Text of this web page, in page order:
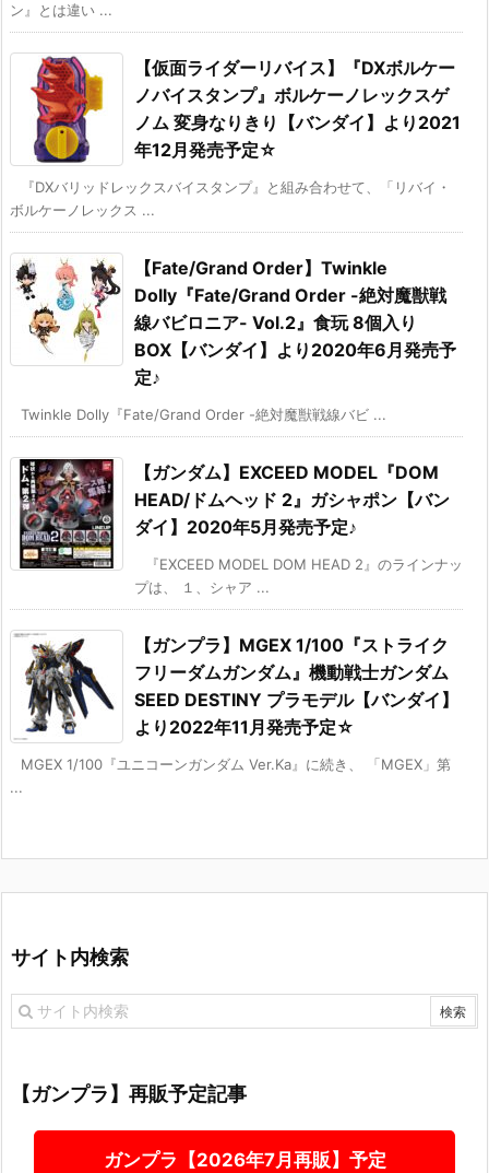
ン』とは違い ...
【仮面ライダーリバイス】『DXボルケー
ノバイスタンプ』ボルケーノレックスゲ
ノム 変身なりきり【バンダイ】より2021
年12月発売予定☆
『DXバリッドレックスバイスタンプ』と組み合わせて、「リバイ・
ボルケーノレックス ...
【Fate/Grand Order】Twinkle
Dolly『Fate/Grand Order -絶対魔獣戦
線バビロニア- Vol.2』食玩 8個入り
BOX【バンダイ】より2020年6月発売予
定♪
Twinkle Dolly『Fate/Grand Order -絶対魔獣戦線バビ ...
【ガンダム】EXCEED MODEL『DOM
HEAD/ドムヘッド 2』ガシャポン【バン
ダイ】2020年5月発売予定♪
『EXCEED MODEL DOM HEAD 2』のラインナッ
プは、 １、シャア ...
【ガンプラ】MGEX 1/100『ストライク
フリーダムガンダム』機動戦士ガンダム
SEED DESTINY プラモデル【バンダイ】
より2022年11月発売予定☆
MGEX 1/100『ユニコーンガンダム Ver.Ka』に続き、 「MGEX」第
...
サイト内検索
【ガンプラ】再販予定記事
ガンプラ【2026年7月再販】予定